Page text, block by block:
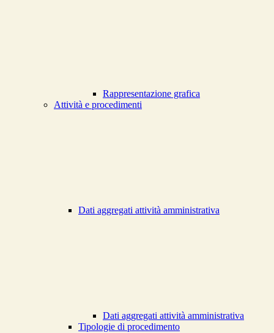
Rappresentazione grafica
Attività e procedimenti
Dati aggregati attività amministrativa
Dati aggregati attività amministrativa
Tipologie di procedimento